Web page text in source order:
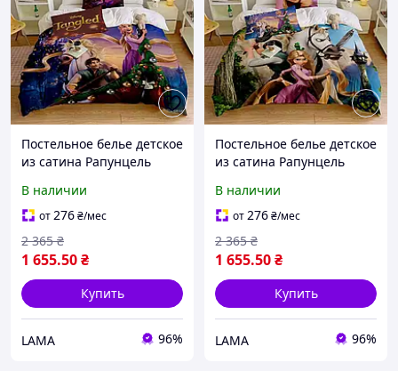
Постельное белье детское
из сатина Рапунцель
принтом Рапунцель
В наличии
от276₴/мес
1 655.50₴
2 365 ₴
Купить
LAMA 96%
Постельное белье детское
из сатина Рапунцель
принтом Рапунцель
В наличии
от276₴/мес
1 655.50₴
2 365 ₴
Купить
LAMA 96%